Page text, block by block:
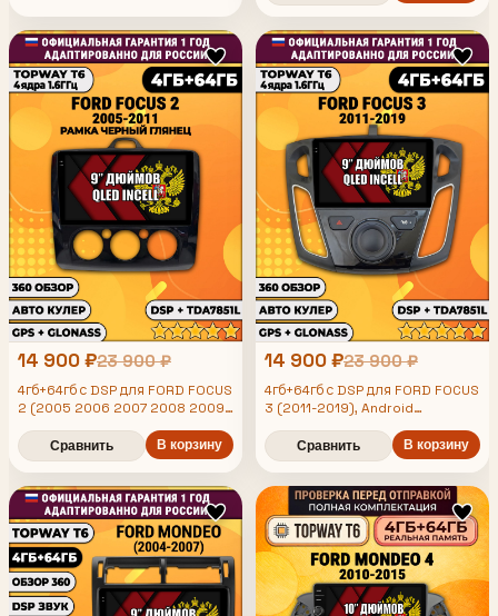
14 900 ₽23 900 ₽
4гб+64гб с DSP для FORD FOCUS
2 (2005 2006 2007 2008 2009
2010 2011) Форд Фокус, рамка
черная глянцевая, под
кондиционер, Android
магнитола
Сравнить В корзину
14 900 ₽23 900 ₽
4гб+64гб с DSP для FORD FOCUS
3 (2011-2019), Android
магнитола, без слота под симку,
усилитель звука TDA7851 и
поддержка 360 камер
Сравнить В корзину